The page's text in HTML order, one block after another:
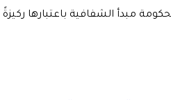
مبدأ الشفافية باعتبارها ركيزةً